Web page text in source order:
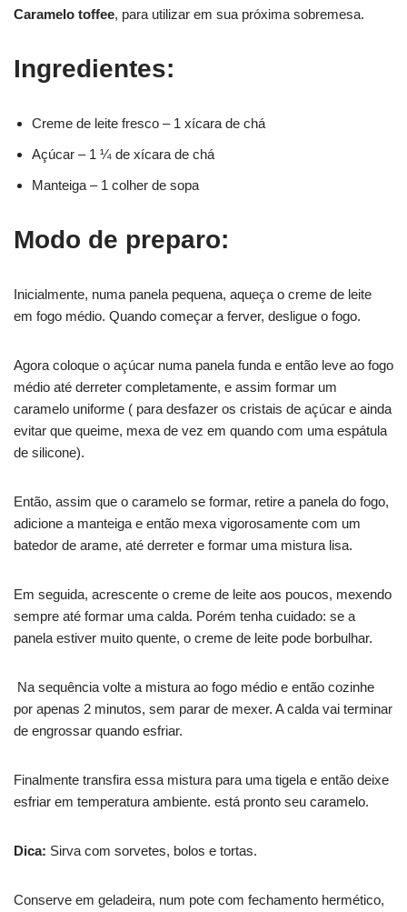
Caramelo toffee, para utilizar em sua próxima sobremesa.
Ingredientes:
Creme de leite fresco – 1 xícara de chá
Açúcar – 1 ¼ de xícara de chá
Manteiga – 1 colher de sopa
Modo de preparo:
Inicialmente, numa panela pequena, aqueça o creme de leite
em fogo médio. Quando começar a ferver, desligue o fogo.
Agora coloque o açúcar numa panela funda e então leve ao fogo
médio até derreter completamente, e assim formar um
caramelo uniforme ( para desfazer os cristais de açúcar e ainda
evitar que queime, mexa de vez em quando com uma espátula
de silicone).
Então, assim que o caramelo se formar, retire a panela do fogo,
adicione a manteiga e então mexa vigorosamente com um
batedor de arame, até derreter e formar uma mistura lisa.
Em seguida, acrescente o creme de leite aos poucos, mexendo
sempre até formar uma calda. Porém tenha cuidado: se a
panela estiver muito quente, o creme de leite pode borbulhar.
Na sequência volte a mistura ao fogo médio e então cozinhe
por apenas 2 minutos, sem parar de mexer. A calda vai terminar
de engrossar quando esfriar.
Finalmente transfira essa mistura para uma tigela e então deixe
esfriar em temperatura ambiente. está pronto seu caramelo.
Dica: Sirva com sorvetes, bolos e tortas.
Conserve em geladeira, num pote com fechamento hermético,